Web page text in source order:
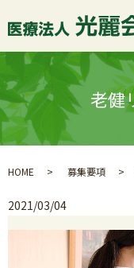
老健
HOME 募集要項
2021/03/04